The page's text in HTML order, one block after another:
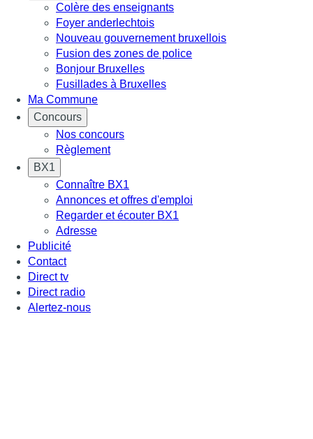
Colère des enseignants
Foyer anderlechtois
Nouveau gouvernement bruxellois
Fusion des zones de police
Bonjour Bruxelles
Fusillades à Bruxelles
Ma Commune
Concours
Nos concours
Règlement
BX1
Connaître BX1
Annonces et offres d'emploi
Regarder et écouter BX1
Adresse
Publicité
Contact
Direct tv
Direct radio
Alertez-nous